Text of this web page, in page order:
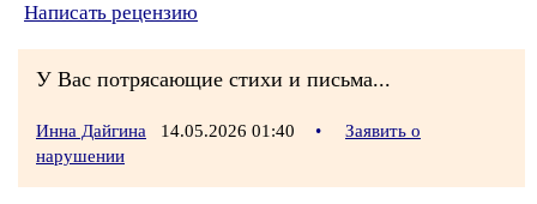
Написать рецензию
У Вас потрясающие стихи и письма...
Инна Дайгина 14.05.2026 01:40 •
Заявить о
нарушении